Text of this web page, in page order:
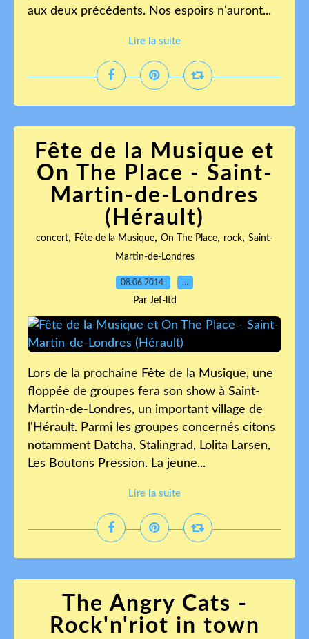
aux deux précédents. Nos espoirs n'auront...
Lire la suite
Fête de la Musique et
On The Place - Saint-
Martin-de-Londres
(Hérault)
concert, Fête de la Musique, On The Place, rock, Saint-
Martin-de-Londres
08.06.2014 …
Par Jef-ltd
Lors de la prochaine Fête de la Musique, une
floppée de groupes fera son show à Saint-
Martin-de-Londres, un important village de
l'Hérault. Parmi les groupes concernés citons
notamment Datcha, Stalingrad, Lolita Larsen,
Les Boutons Pression. La jeune...
Lire la suite
The Angry Cats -
Rock'n'riot in town